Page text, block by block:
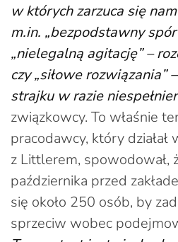
w których zarzuca się nam
m.in. „bezpodstawny
„nielegalną agitację” –
czy „siłowe rozwiązania”
strajku w razie
związkowcy. To właśnie
pracodawcy, który działał
z Littlerem, spowodował,
października przed
się około 250 osób, by
sprzeciw wobec